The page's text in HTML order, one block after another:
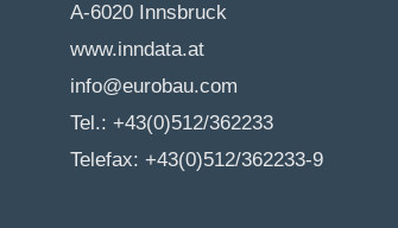
A-6020 Innsbruck
www.inndata.at
info@eurobau.com
Tel.: +43(0)512/362233
Telefax: +43(0)512/362233-9